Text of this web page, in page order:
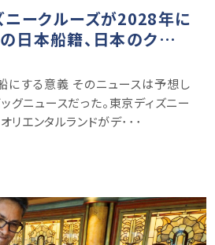
ニークルーズが2028年に
日本船籍、日本のクルー
は？
する意義 そのニュースは予想し
グニュースだった。東京ディズニー
リエンタルランドがデ･･･